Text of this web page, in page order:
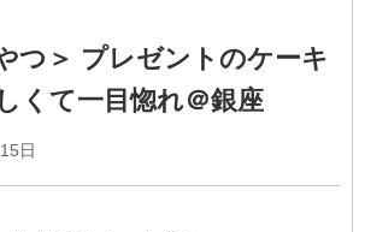
つ＞ プレゼントのケーキ
くて一目惚れ＠銀座
日